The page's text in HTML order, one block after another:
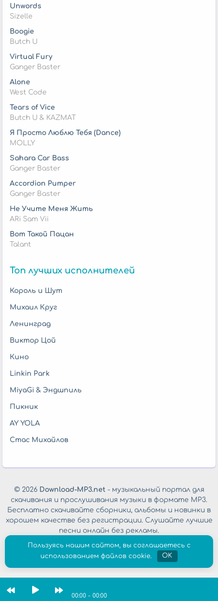
Unwords
Sizelle
Boogie
Butch U
Virtual Fury
Ganger Baster
Alone
West Code
Tears of Vice
Butch U & KAZMAT
Я Просто Люблю Тебя (Dance)
MOLLY
Sahara Car Bass
Ganger Baster
Accordion Pumper
Ganger Baster
Не Учите Меня Жить
ARi Sam Vii
Вот Такой Пацан
Talant
Топ лучших исполнителей
Король и Шут
Михаил Круг
Ленинград
Виктор Цой
Кино
Linkin Park
MiyaGi & Эндшпиль
Пикник
AY YOLA
Стас Михайлов
© 2026 Download-MP3.net - музыкальный портал для
скачивания и прослушивания музыки в формате MP3.
Бесплатно скачивайте сборники, альбомы и новинки в
хорошем качестве без регистрации. Слушайте лучшие
песни онлайн без рекламы.
Обратная связь
Политика конфиденциальности
00:00- 00:00
Пользуясь нашим сайтом, вы соглашаетесь с
использованием файлов cookie.
OK